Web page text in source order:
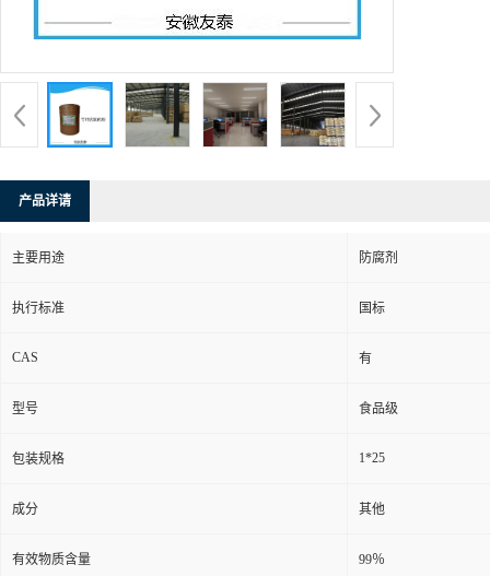
产品详请
主要用途 防腐剂
执行标准 国标
CAS 有
型号 食品级
包装规格 1*25
成分 其他
有效物质含量 99％